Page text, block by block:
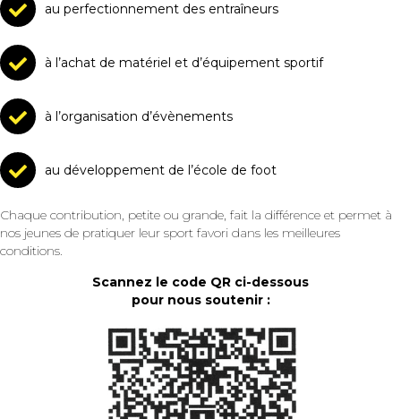
au perfectionnement des entraîneurs
à l’achat de matériel et d’équipement sportif
à l’organisation d’évènements
au développement de l’école de foot
Chaque contribution, petite ou grande, fait la différence et permet à
nos jeunes de pratiquer leur sport favori dans les meilleures
conditions.
Scannez le code QR ci-dessous
pour nous soutenir :